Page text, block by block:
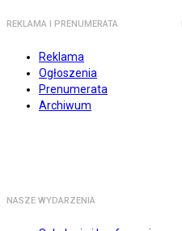
REKLAMA I PRENUMERATA
Reklama
Ogłoszenia
Prenumerata
Archiwum
NASZE WYDARZENIA